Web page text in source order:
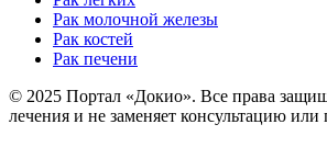
Рак молочной железы
Рак костей
Рак печени
© 2025 Портал «Докио». Все права
лечения и не заменяет консультацию